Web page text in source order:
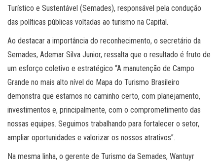
Turístico e Sustentável (Semades), responsável pela condução
das políticas públicas voltadas ao turismo na Capital.
Ao destacar a importância do reconhecimento, o secretário da
Semades, Ademar Silva Junior, ressalta que o resultado é fruto de
um esforço coletivo e estratégico “A manutenção de Campo
Grande no mais alto nível do Mapa do Turismo Brasileiro
demonstra que estamos no caminho certo, com planejamento,
investimentos e, principalmente, com o comprometimento das
nossas equipes. Seguimos trabalhando para fortalecer o setor,
ampliar oportunidades e valorizar os nossos atrativos”.
Na mesma linha, o gerente de Turismo da Semades, Wantuyr